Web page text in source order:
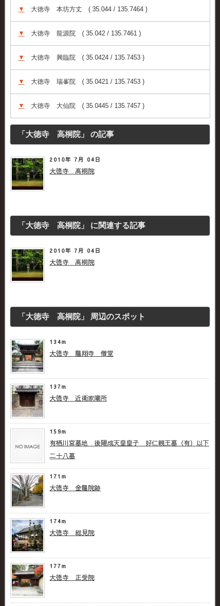
▼ 大徳寺 本坊方丈 ( 35.044 / 135.7464 )
▼ 大徳寺 龍源院 ( 35.042 / 135.7461 )
▼ 大徳寺 興臨院 ( 35.0424 / 135.7453 )
▼ 大徳寺 瑞峯院 ( 35.0421 / 135.7453 )
▼ 大徳寺 大仙院 ( 35.0445 / 135.7457 )
「大徳寺 高桐院」 の記事
2010年 7月 04日
大徳寺 高桐院
「大徳寺 高桐院」 に関連する記事
2010年 7月 04日
大徳寺 高桐院
「大徳寺 高桐院」 周辺のスポット
134m
大徳寺 龍翔寺 僧堂
137m
大徳寺 近衛家廟所
159m
有栖川宮墓地 後陽成天皇皇子 好仁親王墓（有）以下
二十八墓
171m
大徳寺 金龍院跡
174m
大徳寺 総見院
177m
大徳寺 正受院